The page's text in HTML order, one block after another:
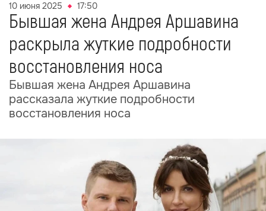
10 июня 2025 17:50
Бывшая жена Андрея Аршавина
раскрыла жуткие подробности
восстановления носа
Бывшая жена Андрея Аршавина
рассказала жуткие подробности
восстановления носа